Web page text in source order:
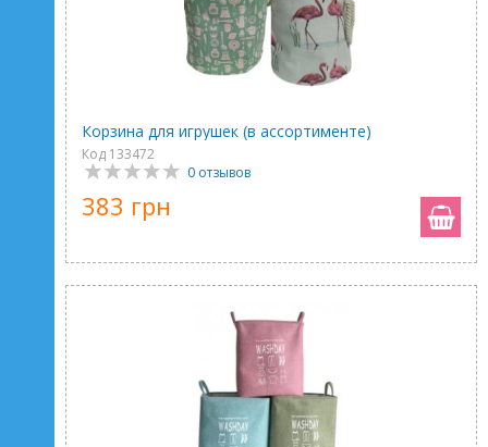
Корзина для игрушек (в ассортименте)
Код 133472
0 отзывов
383 грн